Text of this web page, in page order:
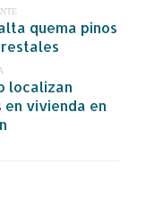
quema pinos
localizan
vivienda en